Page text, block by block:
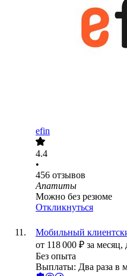
efin
4.4
•
456 отзывов
Апатиты
Можно без резюме
Откликнуться
Мобильный
от 118 000 ₽ за месяц,
Без опыта
Выплаты: Два раза в